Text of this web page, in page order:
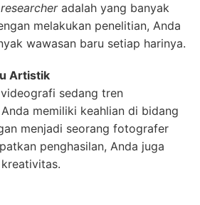
researcheradalah yang banyak
melakukan penelitian, Anda
wawasan baru setiap harinya.
Artistik
sedang tren
memiliki keahlian di bidang
menjadi seorang fotografer
penghasilan, Anda juga